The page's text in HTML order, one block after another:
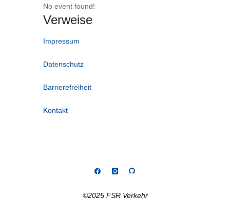
No event found!
Verweise
Impressum
Datenschutz
Barrierefreiheit
Kontakt
©2025 FSR Verkehr